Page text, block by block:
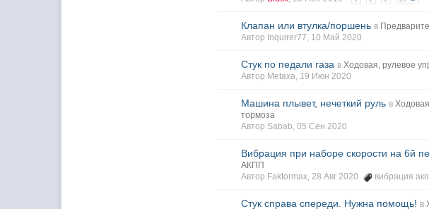
Клапан или втулка/поршень в
Автор Inquirer77, 10 Май 2020
Стук по педали газа в Ходовая, рулевое
Автор Metaxa, 19 Июн 2020
Машина плывет, нечеткий руль в
тормоза
Автор Sabab, 05 Сен 2020
Вибрация при наборе скорости на 6й
АКПП
Автор Faktormax, 28 Авг 2020 вибрация
Стук справа спереди. Нужна помощь! в